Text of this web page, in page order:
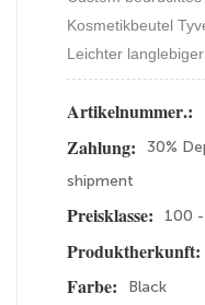
Kosmetikbeutel
Leichter
Artikelnummer.:
Zahlung:
30%
shipment
Preisklasse:
100
Produktherkunft:
Farbe:
Black